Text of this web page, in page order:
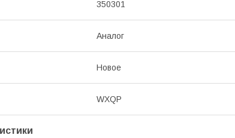
350301
Аналог
Новое
WXQP